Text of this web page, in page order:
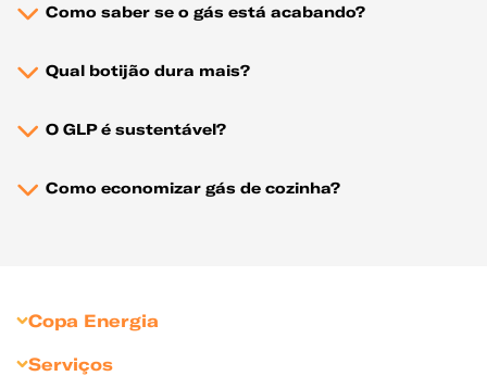
Como saber se o gás está acabando?
Qual botijão dura mais?
O GLP é sustentável?
Como economizar gás de cozinha?
Copa Energia
Serviços